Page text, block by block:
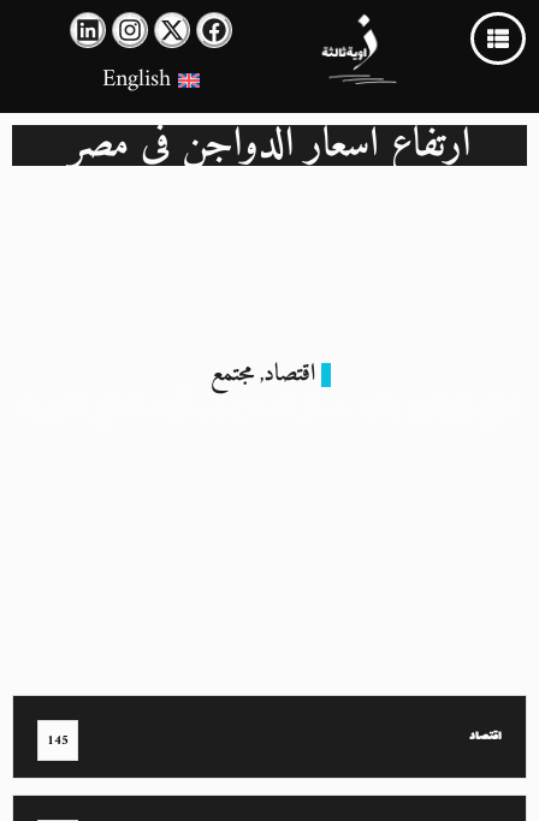
English
ارتفاع أسعار الدواجن في مصر
اقتصاد,مجتمع
اقتصاد 145